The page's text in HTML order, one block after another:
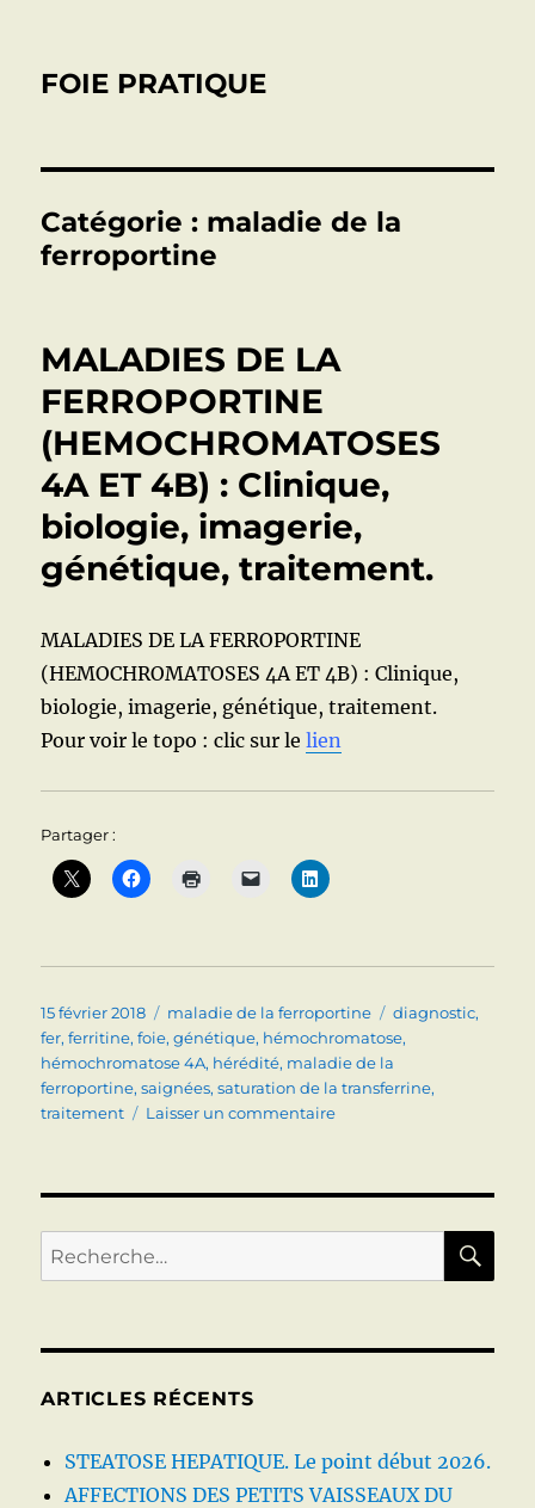
FOIE PRATIQUE
Catégorie : maladie de la
ferroportine
MALADIES DE LA
FERROPORTINE
(HEMOCHROMATOSES
4A ET 4B) : Clinique,
biologie, imagerie,
génétique, traitement.
MALADIES DE LA FERROPORTINE
(HEMOCHROMATOSES 4A ET 4B) : Clinique,
biologie, imagerie, génétique, traitement.
Pour voir le topo : clic sur lelien
Partager :
Publié
le
15 février 2018 Catégories
maladie de la ferroportine Étiquettes
diagnostic,
fer,ferritine,foie,génétique, hémochromatose,
hémochromatose 4A, hérédité, maladie de la
ferroportine,saignées,saturation de la transferrine,
traitement
Laisser un commentairesur
(HEMOCHROMATOSES
ET
traitement.
Recherche
pour :
ARTICLES RÉCENTS
STEATOSE HEPATIQUE. Le point début 2026.
AFFECTIONS DES PETITS VAISSEAUX DU